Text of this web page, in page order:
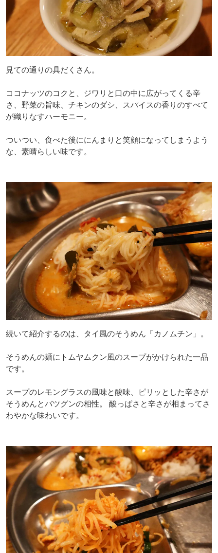
見ての通りの具だくさん。
ココナッツのコクと、ジワリと口の中に広がってくる辛
さ、野菜の旨味、チキンのダシ、スパイスの香りのすべて
が織りなすハーモニー。
ついつい、食べた後ににんまりと笑顔になってしまうよう
な、素晴らしい味です。
続いて紹介するのは、タイ風のそうめん「カノムチン」。
そうめんの麺にトムヤムクン風のスープがかけられた一品
です。
スープのレモングラスの風味と酸味、ピリッとした辛さが
そうめんとバツグンの相性。 酸っぱさと辛さが相まってさ
わやかな味わいです。